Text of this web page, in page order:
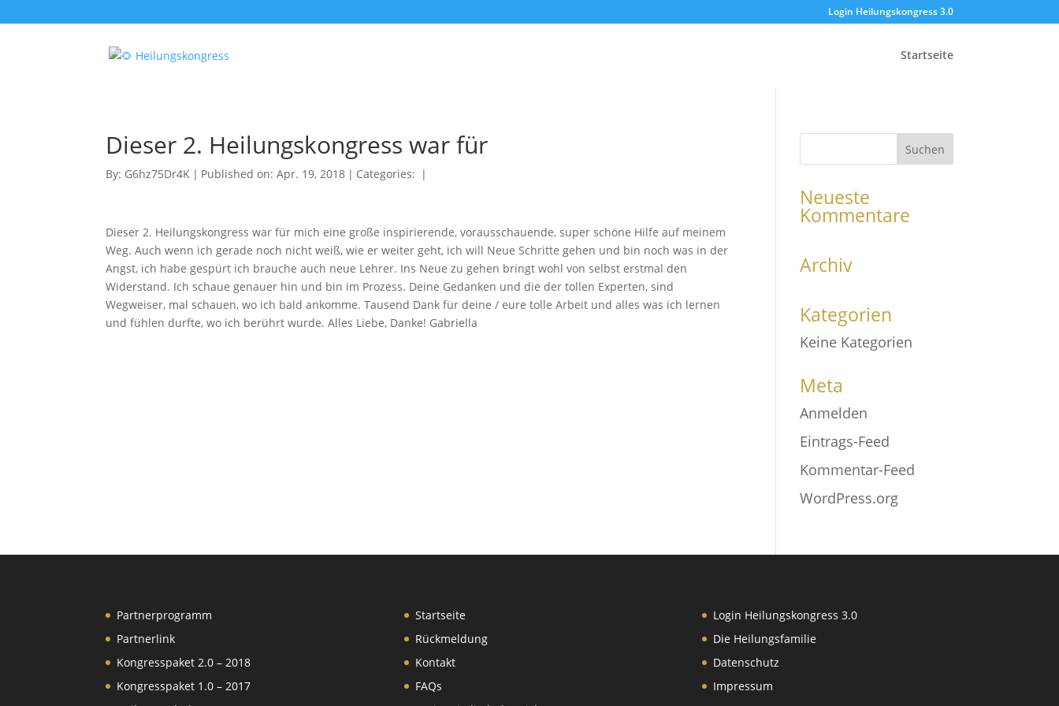
Login Heilungskongress 3.0
Startseite
Dieser 2. Heilungskongress war für
By: G6hz75Dr4K | Published on: Apr. 19, 2018 | Categories: |
Dieser 2. Heilungskongress war für mich eine große inspirierende, vorausschauende, super schöne Hilfe auf meinem
Weg. Auch wenn ich gerade noch nicht weiß, wie er weiter geht, ich will Neue Schritte gehen und bin noch was in der
Angst, ich habe gespürt ich brauche auch neue Lehrer. Ins Neue zu gehen bringt wohl von selbst erstmal den
Widerstand. Ich schaue genauer hin und bin im Prozess. Deine Gedanken und die der tollen Experten, sind
Wegweiser, mal schauen, wo ich bald ankomme. Tausend Dank für deine / eure tolle Arbeit und alles was ich lernen
und fühlen durfte, wo ich berührt wurde. Alles Liebe, Danke! Gabriella
Neueste
Kommentare
Archiv
Kategorien
Keine Kategorien
Meta
Anmelden
Eintrags-Feed
Kommentar-Feed
WordPress.org
Partnerprogramm
Partnerlink
Kongresspaket 2.0 – 2018
Kongresspaket 1.0 – 2017
Startseite
Rückmeldung
Kontakt
FAQs
Login Heilungskongress 3.0
Die Heilungsfamilie
Datenschutz
Impressum